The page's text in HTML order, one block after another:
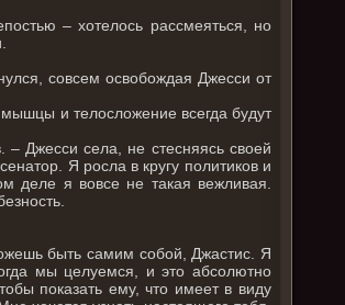
– хотелось рассмеяться, но
совсем освобождая Джесси от
и телосложение всегда будут
– Джесси села, не стесняясь своей
Я росла в кругу политиков и
деле я вовсе не такая вежливая.
быть самим собой, Джастис. Я
мы целуемся, и это абсолютно
показать ему, что имеет в виду